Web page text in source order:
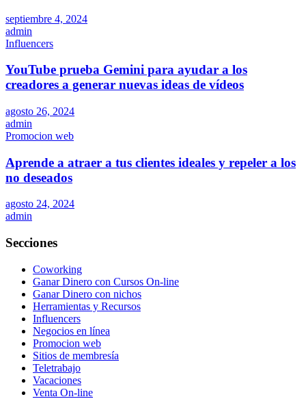
septiembre 4, 2024
admin
Influencers
YouTube prueba Gemini para ayudar a los
creadores a generar nuevas ideas de vídeos
agosto 26, 2024
admin
Promocion web
Aprende a atraer a tus clientes ideales y repeler a los
no deseados
agosto 24, 2024
admin
Secciones
Coworking
Ganar Dinero con Cursos On-line
Ganar Dinero con nichos
Herramientas y Recursos
Influencers
Negocios en línea
Promocion web
Sitios de membresía
Teletrabajo
Vacaciones
Venta On-line